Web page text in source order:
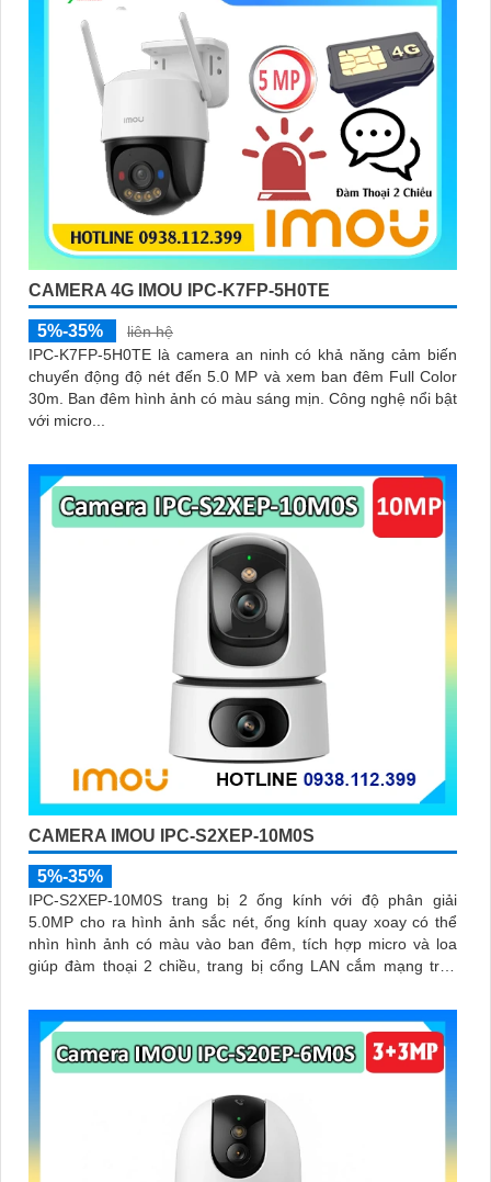
CAMERA 4G IMOU IPC-K7FP-5H0TE
5%-35%
liên hệ
IPC-K7FP-5H0TE là camera an ninh có khả năng cảm biến
chuyển động độ nét đến 5.0 MP và xem ban đêm Full Color
30m. Ban đêm hình ảnh có màu sáng mịn. Công nghệ nổi bật
với micro...
CAMERA IMOU IPC-S2XEP-10M0S
5%-35%
IPC-S2XEP-10M0S trang bị 2 ống kính với độ phân giải
5.0MP cho ra hình ảnh sắc nét, ống kính quay xoay có thể
nhìn hình ảnh có màu vào ban đêm, tích hợp micro và loa
giúp đàm thoại 2 chiều, trang bị cổng LAN cắm mạng trực